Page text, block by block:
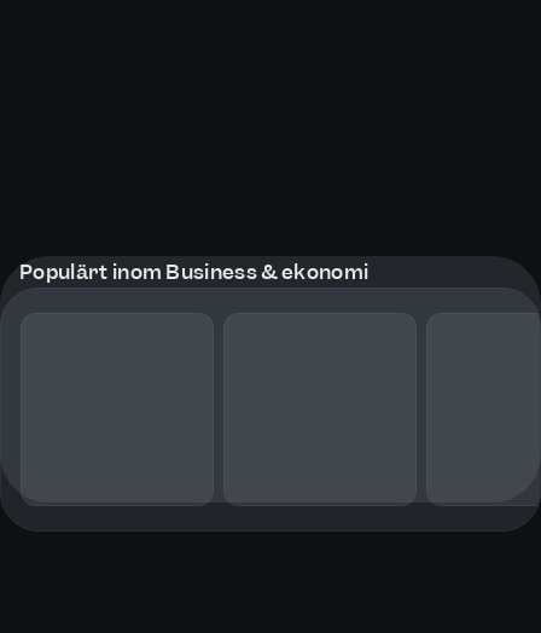
Populärt inom Business & ekonomi